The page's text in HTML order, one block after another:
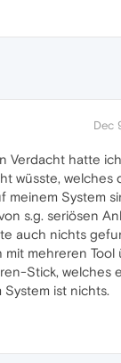
Dec
Verdacht hatte
wüsste, welches
meinem System
s.g. seriösen
auch nichts
mit mehreren
Stick, welches
System ist nichts.